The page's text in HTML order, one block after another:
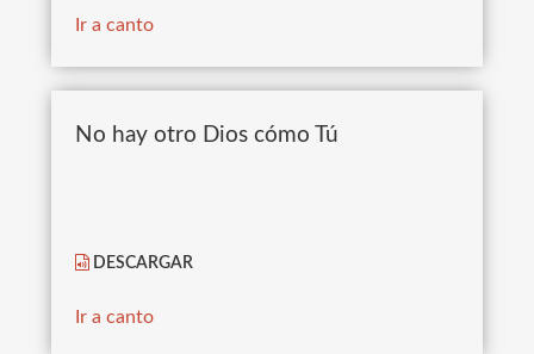
Ir a canto
No hay otro Dios cómo Tú
DESCARGAR
Ir a canto